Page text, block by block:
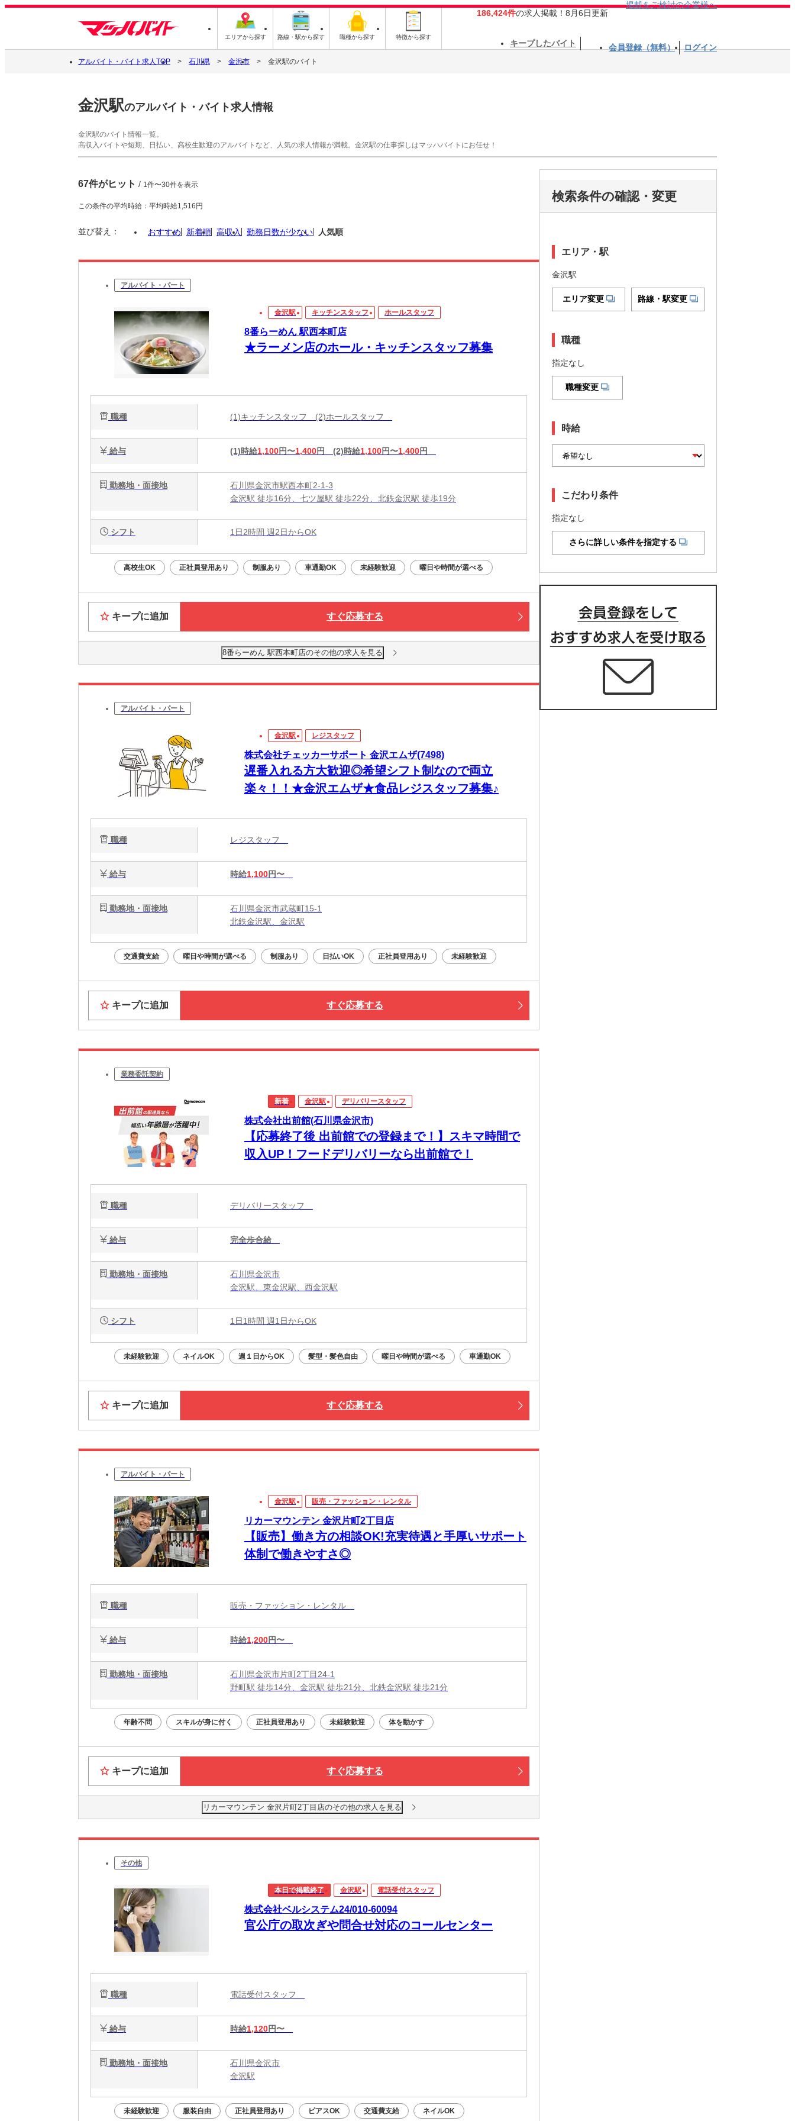
エリアから探す 路線・駅から探す 職種から探す 特徴から探す
186,424件の求人掲載！8月6日更新
掲載をご検討の企業様へ
キープしたバイト 会員登録（無料） ログイン
アルバイト・バイト求人TOP 石川県 金沢市 金沢駅のバイト
金沢駅のアルバイト・バイト求人情報
金沢駅のバイト情報一覧。
高収入バイトや短期、日払い、高校生歓迎のアルバイトなど、人気の求人情報が満載。金沢駅の仕事探しはマッハバイトにお任せ！
67件がヒット / 1件〜30件を表示
この条件の平均時給：平均時給1,516円
並び替え： おすすめ 新着順 高収入 勤務日数が少ない 人気順
アルバイト・パート
金沢駅 キッチンスタッフ ホールスタッフ
8番らーめん 駅西本町店
★ラーメン店のホール・キッチンスタッフ募集
職種 (1)キッチンスタッフ (2)ホールスタッフ
給与 (1)時給1,100円〜1,400円 (2)時給1,100円〜1,400円
勤務地・面接地
石川県金沢市駅西本町2-1-3
金沢駅 徒歩16分、七ツ屋駅 徒歩22分、北鉄金沢駅 徒歩19分
シフト 1日2時間 週2日からOK
高校生OK 正社員登用あり 制服あり 車通勤OK 未経験歓迎 曜日や時間が選べる
キープに追加 すぐ応募する
8番らーめん 駅西本町店のその他の求人を見る
アルバイト・パート
金沢駅 レジスタッフ
株式会社チェッカーサポート 金沢エムザ(7498)
遅番入れる方大歓迎◎希望シフト制なので両立
楽々！！★金沢エムザ★食品レジスタッフ募集♪
職種 レジスタッフ
給与 時給1,100円〜
勤務地・面接地
石川県金沢市武蔵町15-1
北鉄金沢駅、金沢駅
交通費支給 曜日や時間が選べる 制服あり 日払いOK 正社員登用あり 未経験歓迎
キープに追加 すぐ応募する
業務委託契約
新着 金沢駅 デリバリースタッフ
株式会社出前館(石川県金沢市)
【応募終了後 出前館での登録まで！】スキマ時間で
収入UP！フードデリバリーなら出前館で！
職種 デリバリースタッフ
給与 完全歩合給
勤務地・面接地
石川県金沢市
金沢駅、東金沢駅、西金沢駅
シフト 1日1時間 週1日からOK
未経験歓迎 ネイルOK 週１日からOK 髪型・髪色自由 曜日や時間が選べる 車通勤OK
キープに追加 すぐ応募する
アルバイト・パート
金沢駅 販売・ファッション・レンタル
リカーマウンテン 金沢片町2丁目店
【販売】働き方の相談OK!充実待遇と手厚いサポート
体制で働きやすさ◎
職種 販売・ファッション・レンタル
給与 時給1,200円〜
勤務地・面接地
石川県金沢市片町2丁目24-1
野町駅 徒歩14分、金沢駅 徒歩21分、北鉄金沢駅 徒歩21分
年齢不問 スキルが身に付く 正社員登用あり 未経験歓迎 体を動かす
キープに追加 すぐ応募する
リカーマウンテン 金沢片町2丁目店のその他の求人を見る
その他
本日で掲載終了 金沢駅 電話受付スタッフ
株式会社ベルシステム24/010-60094
官公庁の取次ぎや問合せ対応のコールセンター
職種 電話受付スタッフ
給与 時給1,120円〜
勤務地・面接地
石川県金沢市
金沢駅
未経験歓迎 服装自由 正社員登用あり ピアスOK 交通費支給 ネイルOK
検索条件の確認・変更
エリア・駅
金沢駅
エリア変更 路線・駅変更
職種
指定なし
職種変更
時給
こだわり条件
指定なし
さらに詳しい条件を指定する